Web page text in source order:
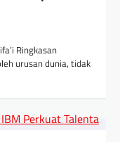
Ringkasan
urusan dunia, tidak